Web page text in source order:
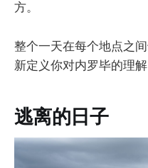
方。
整个一天在每个地点之
新定义你对内罗毕的理解
逃离的日子